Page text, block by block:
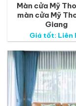
Màn cửa Mỹ
màn cửa Mỹ
Giang
Giá tốt: Liên